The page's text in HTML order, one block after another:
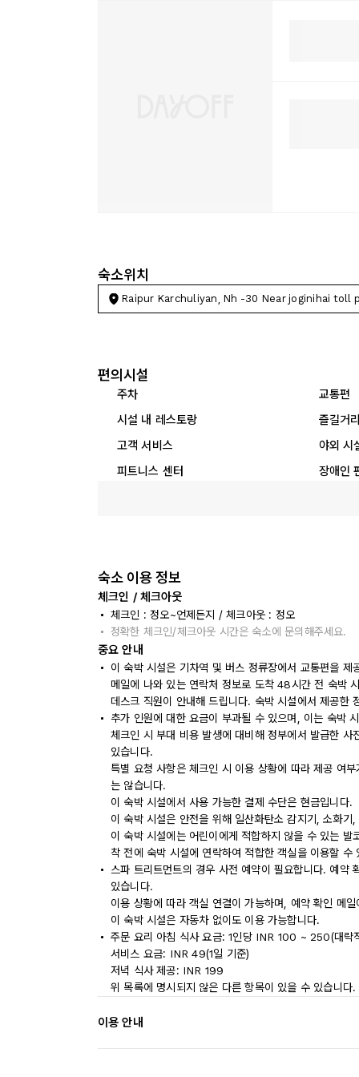
숙소위치
Raipur Karchuliyan, Nh -30 Near joginihai toll
편의시설
주차
교통편
시설 내 레스토랑
즐길거
고객 서비스
야외 시
피트니스 센터
장애인
숙소 이용 정보
체크인 / 체크아웃
체크인 : 정오~언제든지 / 체크아웃 : 정오
정확한 체크인/체크아웃 시간은 숙소에 문의해주세요.
중요 안내
이 숙박 시설은 기차역 및 버스 정류장에서 교통편을
메일에 나와 있는 연락처 정보로 도착 48시간 전 숙박
데스크 직원이 안내해 드립니다. 숙박 시설에서 제공한
추가 인원에 대한 요금이 부과될 수 있으며, 이는 숙박
체크인 시 부대 비용 발생에 대비해 정부에서 발급한
있습니다.
특별 요청 사항은 체크인 시 이용 상황에 따라 제공 여
는 않습니다.
이 숙박 시설에서 사용 가능한 결제 수단은 현금입니다.
이 숙박 시설은 안전을 위해 일산화탄소 감지기, 소화
이 숙박 시설에는 어린이에게 적합하지 않을 수 있는
착 전에 숙박 시설에 연락하여 적합한 객실을 이용할 수
스파 트리트먼트의 경우 사전 예약이 필요합니다. 예약
있습니다.
이용 상황에 따라 객실 연결이 가능하며, 예약 확인 메
이 숙박 시설은 자동차 없이도 이용 가능합니다.
주문 요리 아침 식사 요금: 1인당 INR 100 ~ 250(대략
서비스 요금: INR 49(1일 기준)
저녁 식사 제공: INR 199
위 목록에 명시되지 않은 다른 항목이 있을 수 있습니
이용 안내